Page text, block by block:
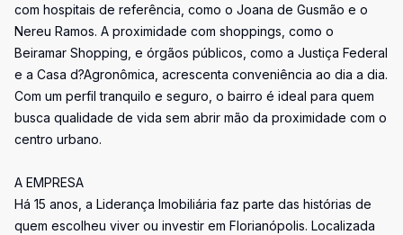
com hospitais de referência, como o Joana de Gusmão e o
Nereu Ramos. A proximidade com shoppings, como o
Beiramar Shopping, e órgãos públicos, como a Justiça Federal
e a Casa d?Agronômica, acrescenta conveniência ao dia a dia.
Com um perfil tranquilo e seguro, o bairro é ideal para quem
busca qualidade de vida sem abrir mão da proximidade com o
centro urbano.
A EMPRESA
Há 15 anos, a Liderança Imobiliária faz parte das histórias de
quem escolheu viver ou investir em Florianópolis. Localizada